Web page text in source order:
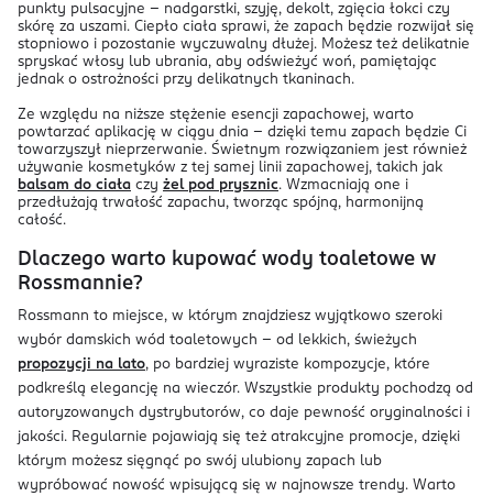
punkty pulsacyjne – nadgarstki, szyję, dekolt, zgięcia łokci czy
skórę za uszami. Ciepło ciała sprawi, że zapach będzie rozwijał się
stopniowo i pozostanie wyczuwalny dłużej. Możesz też delikatnie
spryskać włosy lub ubrania, aby odświeżyć woń, pamiętając
jednak o ostrożności przy delikatnych tkaninach.
Ze względu na niższe stężenie esencji zapachowej, warto
powtarzać aplikację w ciągu dnia – dzięki temu zapach będzie Ci
towarzyszył nieprzerwanie. Świetnym rozwiązaniem jest również
używanie kosmetyków z tej samej linii zapachowej, takich jak
balsam do ciała czy żel pod prysznic. Wzmacniają one i
przedłużają trwałość zapachu, tworząc spójną, harmonijną
całość.
Dlaczego warto kupować wody toaletowe w
Rossmannie?
Rossmann to miejsce, w którym znajdziesz wyjątkowo szeroki
wybór damskich wód toaletowych – od lekkich, świeżych
propozycji na lato, po bardziej wyraziste kompozycje, które
podkreślą elegancję na wieczór. Wszystkie produkty pochodzą od
autoryzowanych dystrybutorów, co daje pewność oryginalności i
jakości. Regularnie pojawiają się też atrakcyjne promocje, dzięki
którym możesz sięgnąć po swój ulubiony zapach lub
wypróbować nowość wpisującą się w najnowsze trendy. Warto